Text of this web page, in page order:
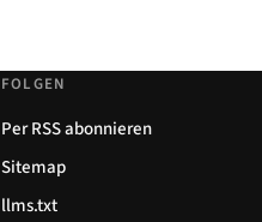
FOLGEN
Per RSS abonnieren
Sitemap
llms.txt